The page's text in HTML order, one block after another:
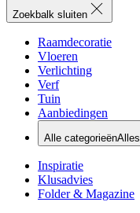
Zoekbalk sluiten
Raamdecoratie
Vloeren
Verlichting
Verf
Tuin
Aanbiedingen
Alle categorieënAlles
Inspiratie
Klusadvies
Folder & Magazine